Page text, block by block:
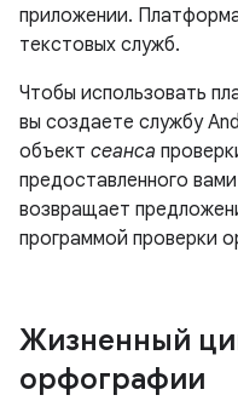
приложении.
текстовых служб.
Чтобы использовать
вы создаете службу
объект сеанса
предоставленного
возвращает
программой проверки
Жизненный
орфографии